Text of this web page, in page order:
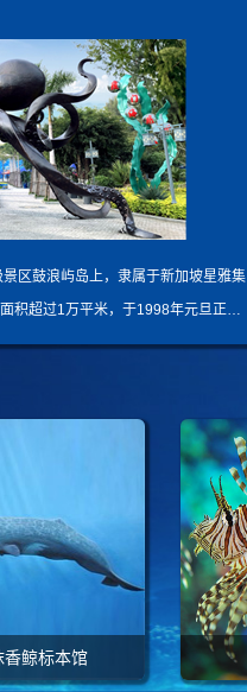
区鼓浪屿岛上，隶属于新加坡星雅集
积超过1万平米，于1998年元旦正…
香鲸标本馆